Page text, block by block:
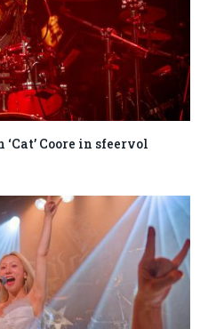
Coore in sfeervol